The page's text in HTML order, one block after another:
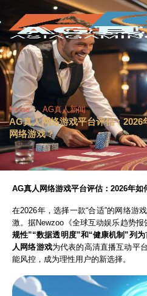
Home AG真人新闻
AG真人网络游戏平台评估：2026
网络游戏？
AG真人网络游戏平台评估：2026年如
在2026年，选择一款“合适”的网络游
激。据Newzoo《全球互动娱乐趋势报
规性”“数据透明度”和“健康机制”列
人网络游戏为代表的高清直播互动平
能风控，成为理性用户的新选择。